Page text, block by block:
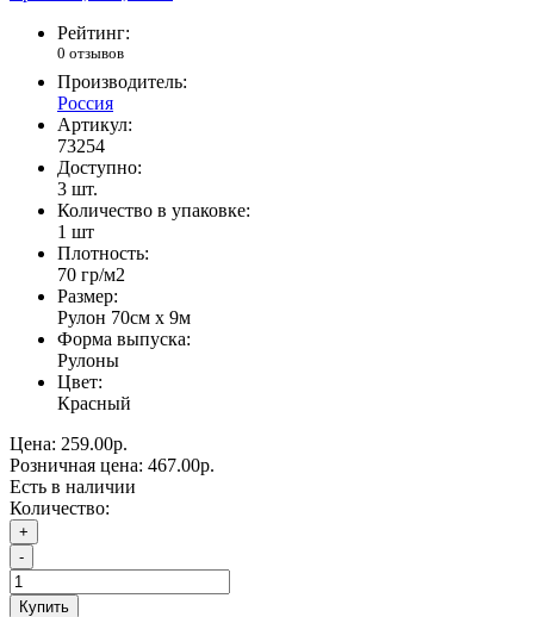
Рейтинг:
0 отзывов
Производитель:
Россия
Артикул:
73254
Доступно:
3 шт.
Количество в упаковке:
1 шт
Плотность:
70 гр/м2
Размер:
Рулон 70см х 9м
Форма выпуска:
Рулоны
Цвет:
Красный
Цена: 259.00р.
Розничная цена: 467.00р.
Есть в наличии
Количество:
+
-
Купить